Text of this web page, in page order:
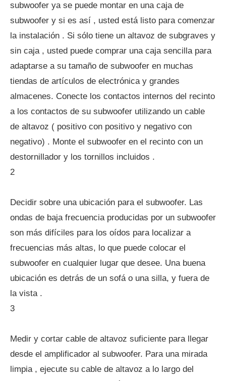
subwoofer ya se puede montar en una caja de
subwoofer y si es así , usted está listo para comenzar
la instalación . Si sólo tiene un altavoz de subgraves y
sin caja , usted puede comprar una caja sencilla para
adaptarse a su tamaño de subwoofer en muchas
tiendas de artículos de electrónica y grandes
almacenes. Conecte los contactos internos del recinto
a los contactos de su subwoofer utilizando un cable
de altavoz ( positivo con positivo y negativo con
negativo) . Monte el subwoofer en el recinto con un
destornillador y los tornillos incluidos .
2
Decidir sobre una ubicación para el subwoofer. Las
ondas de baja frecuencia producidas por un subwoofer
son más difíciles para los oídos para localizar a
frecuencias más altas, lo que puede colocar el
subwoofer en cualquier lugar que desee. Una buena
ubicación es detrás de un sofá o una silla, y fuera de
la vista .
3
Medir y cortar cable de altavoz suficiente para llegar
desde el amplificador al subwoofer. Para una mirada
limpia , ejecute su cable de altavoz a lo largo del